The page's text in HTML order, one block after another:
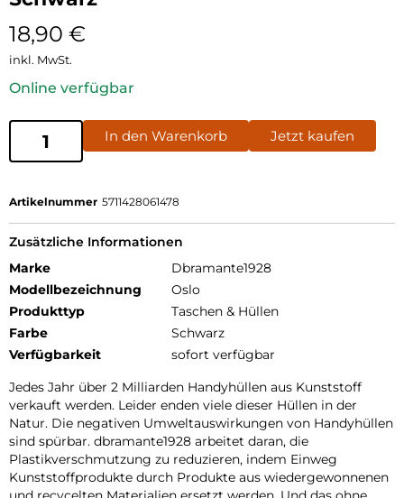
18,90 €
inkl. MwSt.
Online verfügbar
In den Warenkorb Jetzt kaufen
Artikelnummer 5711428061478
Zusätzliche Informationen
Marke
Dbramante1928
Modellbezeichnung
Oslo
Produkttyp
Taschen & Hüllen
Farbe
Schwarz
Verfügbarkeit
sofort verfügbar
Jedes Jahr über 2 Milliarden Handyhüllen aus Kunststoff
verkauft werden. Leider enden viele dieser Hüllen in der
Natur. Die negativen Umweltauswirkungen von Handyhüllen
sind spürbar. dbramante1928 arbeitet daran, die
Plastikverschmutzung zu reduzieren, indem Einweg
Kunststoffprodukte durch Produkte aus wiedergewonnenen